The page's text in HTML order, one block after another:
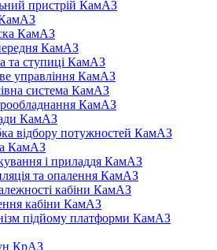
пристрій КамАЗ
КамАЗ
КамАЗ
та ступиці КамАЗ
управління КамАЗ
система КамАЗ
КамАЗ
КамАЗ
відбору потужностей КамАЗ
КамАЗ
і приладдя КамАЗ
та опалення КамАЗ
кабіни КамАЗ
кабіни КамАЗ
підйому платформи КамАЗ
КрАЗ